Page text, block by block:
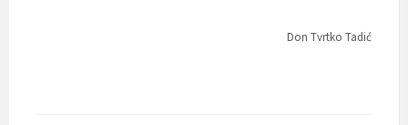
Don Tvrtko Tadić